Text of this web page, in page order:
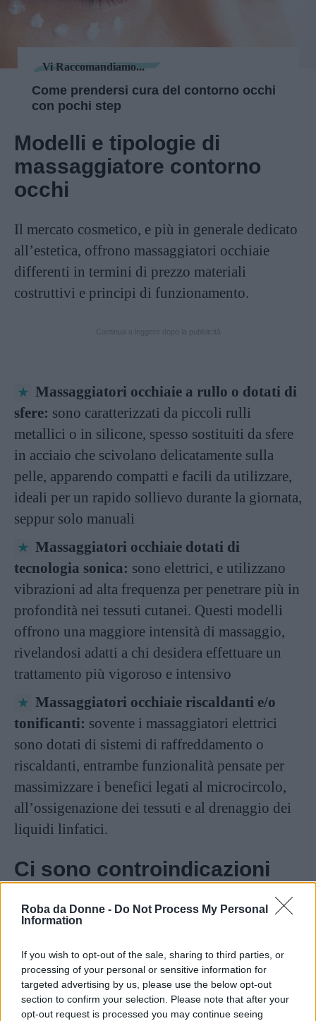
Roba da Donne - Do Not Process My Personal
Information
If you wish to opt-out of the sale, sharing to third parties, or
processing of your personal or sensitive information for
targeted advertising by us, please use the below opt-out
section to confirm your selection. Please note that after your
opt-out request is processed you may continue seeing
Vi Raccomandiamo...
Come prendersi cura del contorno occhi
con pochi step
Modelli e tipologie di
massaggiatore contorno
occhi
Il mercato cosmetico, e più in generale dedicato
all’estetica, offrono massaggiatori occhiaie
differenti in termini di prezzo materiali
costruttivi e principi di funzionamento.
Massaggiatori occhiaie a rullo o dotati di
sfere: sono caratterizzati da piccoli rulli
metallici o in silicone, spesso sostituiti da sfere
in acciaio che scivolano delicatamente sulla
pelle, apparendo compatti e facili da utilizzare,
ideali per un rapido sollievo durante la giornata,
seppur solo manuali
Massaggiatori occhiaie dotati di
tecnologia sonica: sono elettrici, e utilizzano
vibrazioni ad alta frequenza per penetrare più in
profondità nei tessuti cutanei. Questi modelli
offrono una maggiore intensità di massaggio,
rivelandosi adatti a chi desidera effettuare un
trattamento più vigoroso e intensivo
Massaggiatori occhiaie riscaldanti e/o
tonificanti: sovente i massaggiatori elettrici
sono dotati di sistemi di raffreddamento o
riscaldanti, entrambe funzionalità pensate per
massimizzare i benefici legati al microcircolo,
all’ossigenazione dei tessuti e al drenaggio dei
liquidi linfatici.
Ci sono controindicazioni
all’uso del massaggiatore?
massaggiatore occhiaieè in grado di restituire,
è importante considerare alcune
controindicazioni legate al suo utilizzo.